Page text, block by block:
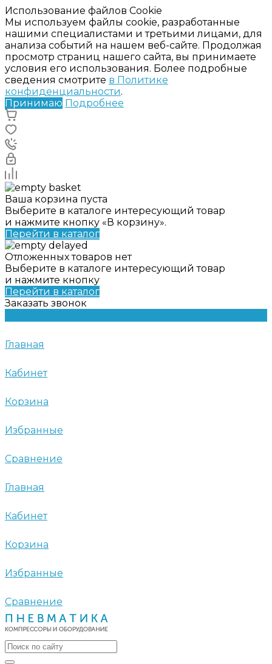
Использование файлов Cookie
Мы используем файлы cookie, разработанные
нашими специалистами и третьими лицами, для
анализа событий на нашем веб-сайте. Продолжая
просмотр страниц нашего сайта, вы принимаете
условия его использования. Более подробные
сведения смотрите в Политике
конфиденциальности.
Принимаю Подробнее
Ваша корзина пуста
Выберите в каталоге интересующий товар
и нажмите кнопку «В корзину».
Перейти в каталог
Отложенных товаров нет
Выберите в каталоге интересующий товар
и нажмите кнопку
Перейти в каталог
Заказать звонок
Главная
Кабинет
Корзина
Избранные
Сравнение
Главная
Кабинет
Корзина
Избранные
Сравнение